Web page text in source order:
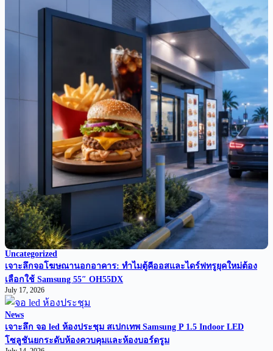
Uncategorized
เจาะลึกจอโฆษณานอกอาคาร: ทำไมตู้คีออสและไดร์ฟทรูยุคใหม่ต้อง
เลือกใช้ Samsung 55″ OH55DX
July 17, 2026
News
เจาะลึก จอ led ห้องประชุม สเปกเทพ Samsung P 1.5 Indoor LED
โซลูชันยกระดับห้องควบคุมและห้องบอร์ดรูม